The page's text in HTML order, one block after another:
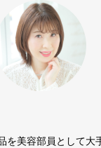
を美容部員として大